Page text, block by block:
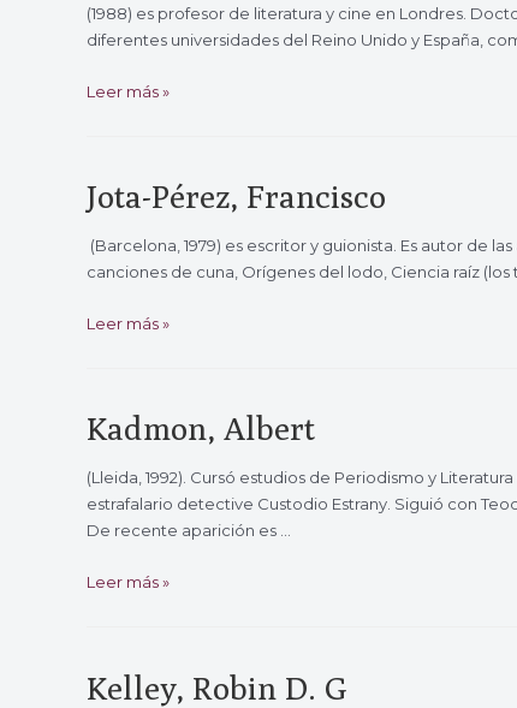
(1988) es profesor de literatura y cine en Londres.
diferentes universidades del Reino Unido y España,
J.Leer más »
Jota-Pérez, Francisco
(Barcelona, 1979) es escritor y guionista. Es autor de
canciones de cuna, Orígenes del lodo, Ciencia raíz (los
Jota-
Leer más »
Kadmon, Albert
(Lleida, 1992). Cursó estudios de Periodismo y
estrafalario detective Custodio Estrany. Siguió con
De recente aparición es …
Kadmon,
Leer más »
Kelley, Robin D. G